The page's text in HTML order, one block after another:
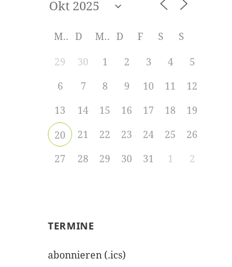
M D M D F S
S
29
30 1 2 3 4
5
6
7 8 9 10 11
12
13
14 15 16 17 18
19
20
21 22 23 24 25
26
27
28 29 30 31 1 2
TERMINE
abonnieren (.ics)